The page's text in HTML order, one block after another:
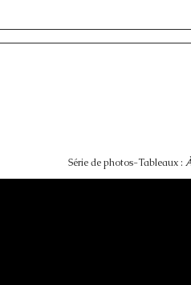
Série de photos-Tableaux :